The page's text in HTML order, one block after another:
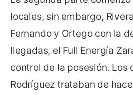
locales, sin embargo,
Fernando y Ortego con la
llegadas, el Full Energía
control de la posesión. Los
Rodríguez trataban de